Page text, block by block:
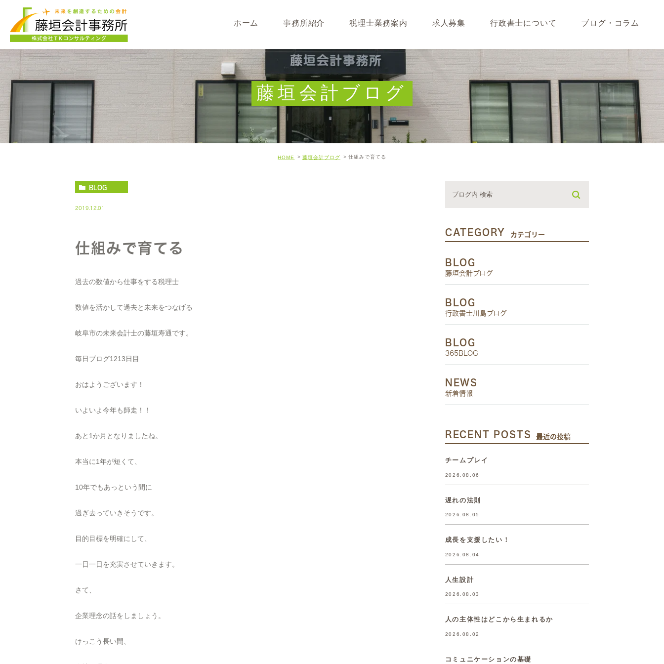
ホーム 事務所紹介
事務所･スタッフ紹介
求人募集
税理士業務案内
なぜ税理士が必要なのか
キャッシュフロー経営について
開業･経営支援について
相続について･事業承継について
求人募集 行政書士について ブログ・コラム
藤垣会計ブログ
行政書士川島ブログ
365BLOG
コラム
藤垣会計ブログ
HOME 藤垣会計ブログ 仕組みで育てる
BLOG
2019.12.01
仕組みで育てる
過去の数値から仕事をする税理士
数値を活かして過去と未来をつなげる
岐阜市の未来会計士の藤垣寿通です。
毎日ブログ1213日目
おはようございます！
いよいよ今年も師走！！
あと1か月となりましたね。
本当に1年が短くて、
10年でもあっという間に
過ぎ去っていきそうです。
目的目標を明確にして、
一日一日を充実させていきます。
さて、
企業理念の話をしましょう。
けっこう長い間、
CATEGORY カテゴリー
BLOG
藤垣会計ブログ
BLOG
行政書士川島ブログ
BLOG
365BLOG
NEWS
新着情報
RECENT POSTS 最近の投稿
チームプレイ
2026.08.06
遅れの法則
2026.08.05
成長を支援したい！
2026.08.04
人生設計
2026.08.03
人の主体性はどこから生まれるか
2026.08.02
コミュニケーションの基礎